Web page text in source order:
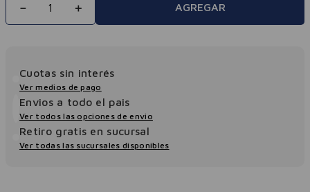
＋
－ AGREGAR
Cuotas sin interés
Ver medios de pago
Envios a todo el pais
Ver todos las opciones de envio
Retiro gratis en sucursal
Ver todas las sucursales disponibles